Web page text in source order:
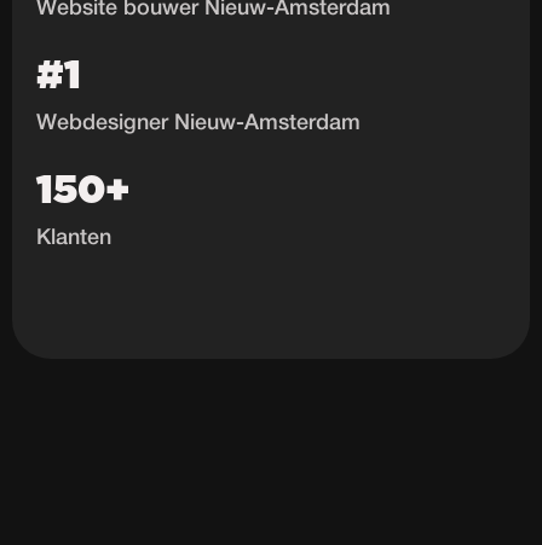
Website bouwer Nieuw-Amsterdam
#1
Webdesigner Nieuw-Amsterdam
150+
Klanten